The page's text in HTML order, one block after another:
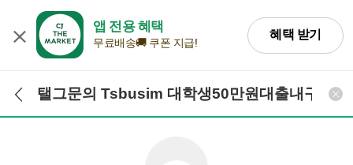
앱 전용 혜택
무료배송🚚 쿠폰 지급!
혜택 받기
검색어 입력 검